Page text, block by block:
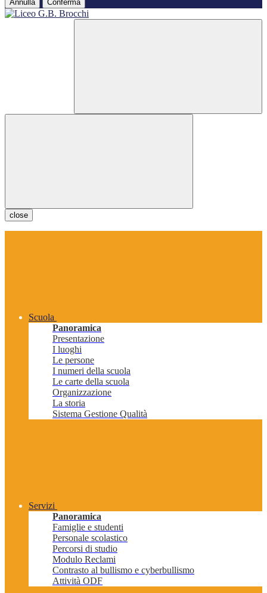
Annulla Conferma
close
Scuola
Panoramica
Presentazione
I luoghi
Le persone
I numeri della scuola
Le carte della scuola
Organizzazione
La storia
Sistema Gestione Qualità
Servizi
Panoramica
Famiglie e studenti
Personale scolastico
Percorsi di studio
Modulo Reclami
Contrasto al bullismo e cyberbullismo
Attività ODF